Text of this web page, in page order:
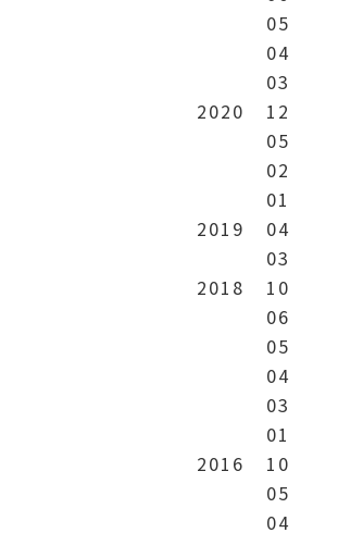
05
04
03
2020
12
05
02
01
2019
04
03
2018
10
06
05
04
03
01
2016
10
05
04